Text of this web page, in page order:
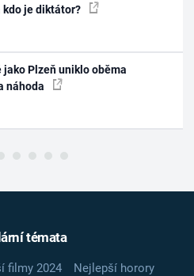
kdo je diktátor?
Plzeň uniklo oběma
náhoda
témata
filmy 2024
Nejlepší horory